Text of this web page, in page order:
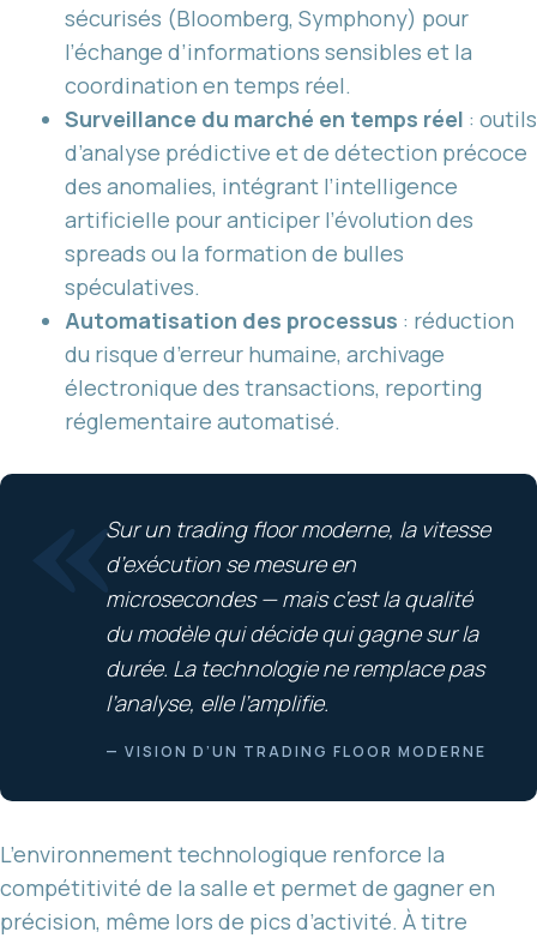
sécurisés (Bloomberg, Symphony) pour
l’échange d’informations sensibles et la
coordination en temps réel.
Surveillance du marché en temps réel : outils
d’analyse prédictive et de détection précoce
des anomalies, intégrant l’intelligence
artificielle pour anticiper l’évolution des
spreads ou la formation de bulles
spéculatives.
Automatisation des processus : réduction
du risque d’erreur humaine, archivage
électronique des transactions, reporting
réglementaire automatisé.
«Sur un trading floor moderne, la vitesse
d’exécution se mesure en
microsecondes — mais c’est la qualité
du modèle qui décide qui gagne sur la
durée. La technologie ne remplace pas
l’analyse, elle l’amplifie.
— VISION D’UN TRADING FLOOR MODERNE
L’environnement technologique renforce la
compétitivité de la salle et permet de gagner en
précision, même lors de pics d’activité. À titre